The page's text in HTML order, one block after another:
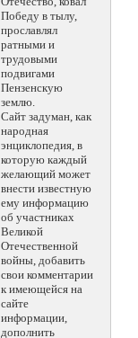
Победу в тылу,
прославлял
ратными и
трудовыми
подвигами
Пензенскую
землю.
Сайт задуман, как
народная
энциклопедия, в
которую каждый
желающий может
внести известную
ему информацию
об участниках
Великой
Отечественной
войны, добавить
свои комментарии
к имеющейся на
сайте
информации,
дополнить